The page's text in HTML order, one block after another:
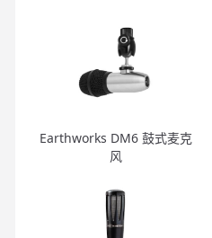
Earthworks DM6 鼓式麦克
风